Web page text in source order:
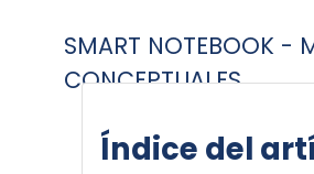
SMART NOTEBOOK -
CONCEPTUALES.
Índice del